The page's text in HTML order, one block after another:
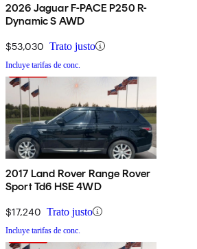
2026 Jaguar F-PACE P250 R-
Dynamic S AWD
$53,030 Trato justo
Incluye tarifas de conc.
2017 Land Rover Range Rover
Sport Td6 HSE 4WD
$17,240 Trato justo
Incluye tarifas de conc.